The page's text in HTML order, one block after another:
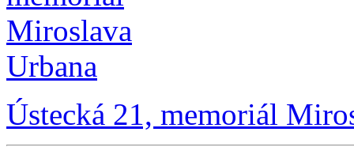
Ústecká 21, memoriál